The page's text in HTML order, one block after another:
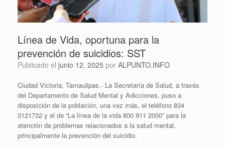
Línea de Vida, oportuna para la
prevención de suicidios: SST
Publicado el junio 12, 2025 por ALPUNTO.INFO
Ciudad Victoria, Tamaulipas.- La Secretaría de Salud, a través
del Departamento de Salud Mental y Adicciones, puso a
disposición de la población, una vez más, el teléfono 834
3121732 y el de “La línea de la vida 800 911 2000” para la
atención de problemas relacionados a la salud mental,
principalmente la prevención del suicidio.